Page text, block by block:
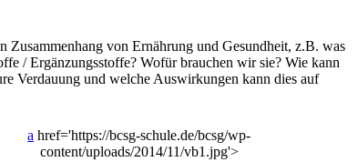
Zusammenhang von Ernährung und Gesundheit, z.B. was
/ Ergänzungsstoffe? Wofür brauchen wir sie? Wie kann
Verdauung und welche Auswirkungen kann dies auf
a href='https://bcsg-schule.de/bcsg/wp-
content/uploads/2014/11/vb1.jpg'>